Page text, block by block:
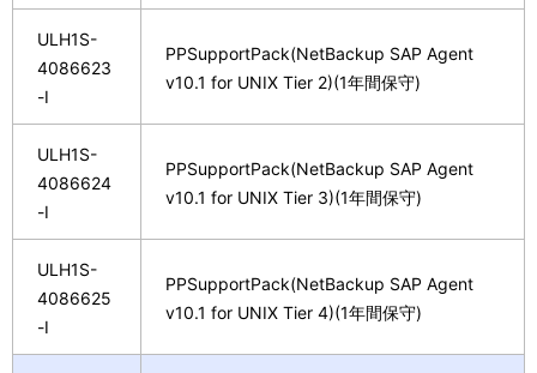
ULH1S-
4086623
-I
PPSupportPack(NetBackup SAP Agent
v10.1 for UNIX Tier 2)(1年間保守)
ULH1S-
4086624
-I
PPSupportPack(NetBackup SAP Agent
v10.1 for UNIX Tier 3)(1年間保守)
ULH1S-
4086625
-I
PPSupportPack(NetBackup SAP Agent
v10.1 for UNIX Tier 4)(1年間保守)